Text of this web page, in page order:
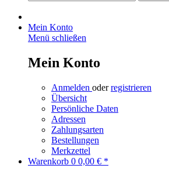
Mein Konto
Menü schließen
Mein Konto
Anmelden oderregistrieren
Übersicht
Persönliche Daten
Adressen
Zahlungsarten
Bestellungen
Merkzettel
Warenkorb 0 0,00 € *